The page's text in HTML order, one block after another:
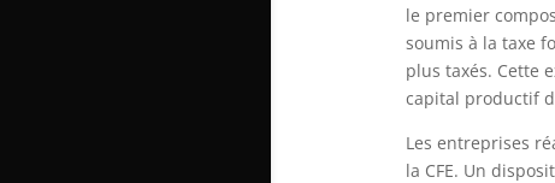
le premier
soumis à la taxe
plus taxés. Cette
capital productif
Les entreprises
la CFE. Un